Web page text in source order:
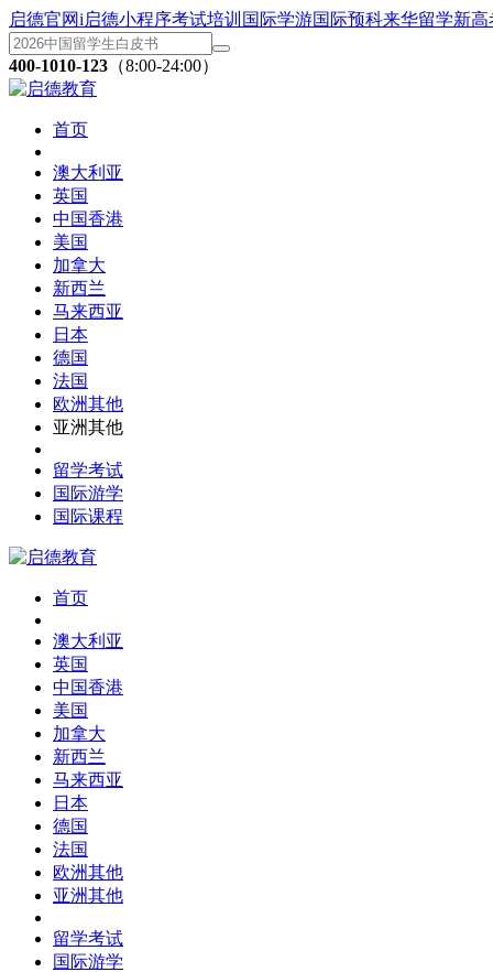
启德官网i启德小程序考试培训 国际学游国际预科来华留学新高
400-1010-123 （8:00-24:00）
首页
澳大利亚
英国
中国香港
美国
加拿大
新西兰
马来西亚
日本
德国
法国
欧洲其他
亚洲其他
留学考试
国际游学
国际课程
首页
澳大利亚
英国
中国香港
美国
加拿大
新西兰
马来西亚
日本
德国
法国
欧洲其他
亚洲其他
留学考试
国际游学